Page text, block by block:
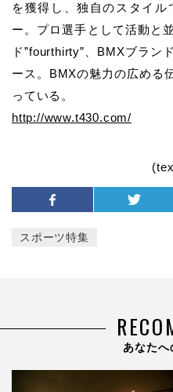
を獲得し、独自のスタイ
ー。プロ選手として活動と
ド”fourthirty”、BMXブラン
ース。BMXの魅力の広める
っている。
http://www.t430.com/
スポーツ特集
あなたへ